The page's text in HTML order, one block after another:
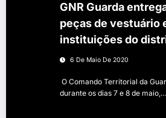
GNR Guarda
peças de vestuário
instituições do
6 De Maio De 2020
O Comando Territorial da
durante os dias 7 e 8 de maio,…